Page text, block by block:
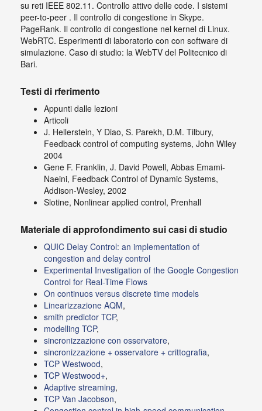
su reti IEEE 802.11. Controllo attivo delle code. I sistemi
peer-to-peer . Il controllo di congestione in Skype.
PageRank. Il controllo di congestione nel kernel di Linux.
WebRTC. Esperimenti di laboratorio con con software di
simulazione. Caso di studio: la WebTV del Politecnico di
Bari.
Testi di rferimento
Appunti dalle lezioni
Articoli
J. Hellerstein, Y Diao, S. Parekh, D.M. Tilbury,
Feedback control of computing systems, John Wiley
2004
Gene F. Franklin, J. David Powell, Abbas Emami-
Naeini, Feedback Control of Dynamic Systems,
Addison-Wesley, 2002
Slotine, Nonlinear applied control, Prenhall
Materiale di approfondimento sui casi di studio
QUIC Delay Control: an implementation of
congestion and delay control
Experimental Investigation of the Google Congestion
Control for Real-Time Flows
On continuos versus discrete time models
Linearizzazione AQM,
smith predictor TCP,
modelling TCP,
sincronizzazione con osservatore,
sincronizzazione + osservatore + crittografia,
TCP Westwood,
TCP Westwood+,
Adaptive streaming,
TCP Van Jacobson,